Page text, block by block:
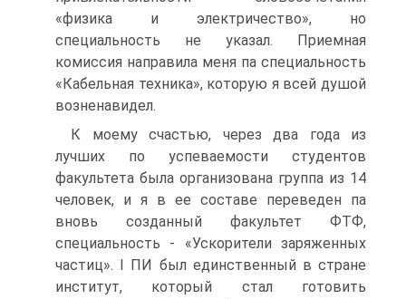
«физика и электричество», но
специальность не указал. Приемная
комиссия направила меня па специальность
«Кабельная техника», которую я всей душой
возненавидел.
К моему счастью, через два года из
лучших по успеваемости студентов
факультета была организована группа из 14
человек, и я в ее составе переведен па
вновь созданный факультет ФТФ,
специальность - «Ускорители заряженных
частиц». I ПИ был единственный в стране
институт, который стал готовить